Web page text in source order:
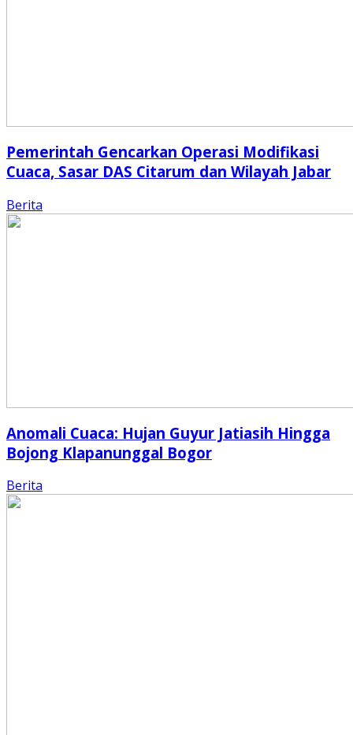
Pemerintah Gencarkan Operasi Modifikasi
Cuaca, Sasar DAS Citarum dan Wilayah Jabar
Berita
Anomali Cuaca: Hujan Guyur Jatiasih Hingga
Bojong Klapanunggal Bogor
Berita